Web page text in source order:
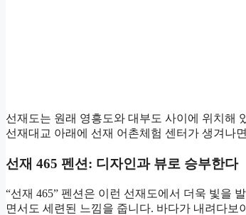
선재도는 원래 영흥도와 대부도 사이에 위치해
선재대교 아래에 선재 어촌체험 센터가 생겨나
선재 465 펜션: 디자인과 뷰로 승부한다
“선재 465” 펜션은 이런 선재도에서 더욱 빛을
면서도 세련된 느낌을 줍니다. 바다가 내려다보